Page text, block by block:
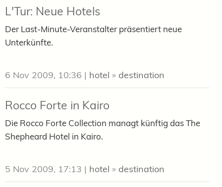
L'Tur: Neue Hotels
Der Last-Minute-Veranstalter präsentiert neue
Unterkünfte.
6 Nov 2009, 10:36 | hotel » destination
Rocco Forte in Kairo
Die Rocco Forte Collection managt künftig das The
Shepheard Hotel in Kairo.
5 Nov 2009, 17:13 | hotel » destination